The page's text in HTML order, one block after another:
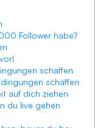
Follower habe?
schaffen
schaffen
auf dich ziehen
du live gehen